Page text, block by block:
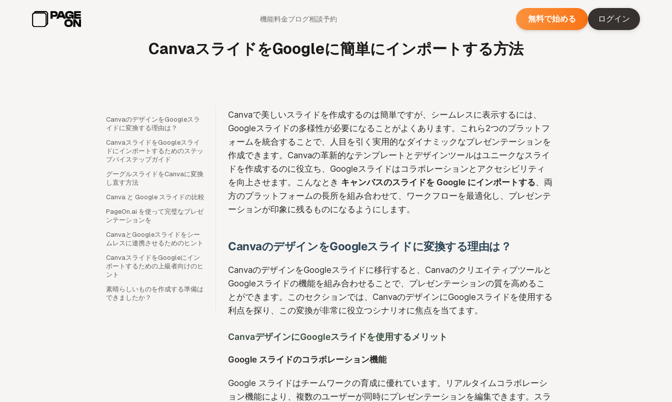
機能料金ブログ相談予約 無料で始める ログイン
CanvaスライドをGoogleに簡単にインポートする方法
CanvaのデザインをGoogleスラ
イドに変換する理由は？
CanvaスライドをGoogleスライ
ドにインポートするためのステッ
プバイステップガイド
グーグルスライドをCanvaに変換
し直す方法
Canva と Google スライドの比較
PageOn.ai を使って完璧なプレゼ
ンテーションを
CanvaとGoogleスライドをシー
ムレスに連携させるためのヒント
CanvaスライドをGoogleにイン
ポートするための上級者向けのヒ
ント
素晴らしいものを作成する準備は
できましたか？
Canvaで美しいスライドを作成するのは簡単ですが、シームレスに表示するには、
Googleスライドの多様性が必要になることがよくあります。これら2つのプラットフ
ォームを統合することで、人目を引く実用的なダイナミックなプレゼンテーションを
作成できます。Canvaの革新的なテンプレートとデザインツールはユニークなスライ
ドを作成するのに役立ち、Googleスライドはコラボレーションとアクセシビリティ
を向上させます。こんなとき キャンバスのスライドを Google にインポートする、両
方のプラットフォームの長所を組み合わせて、ワークフローを最適化し、プレゼンテ
ーションが印象に残るものになるようにします。
CanvaのデザインをGoogleスライドに変換する理由は？
CanvaのデザインをGoogleスライドに移行すると、Canvaのクリエイティブツールと
Googleスライドの機能を組み合わせることで、プレゼンテーションの質を高めるこ
とができます。このセクションでは、CanvaのデザインにGoogleスライドを使用する
利点を探り、この変換が非常に役立つシナリオに焦点を当てます。
CanvaデザインにGoogleスライドを使用するメリット
Google スライドのコラボレーション機能
Google スライドはチームワークの育成に優れています。リアルタイムコラボレーシ
ョン機能により、複数のユーザーが同時にプレゼンテーションを編集できます。スラ